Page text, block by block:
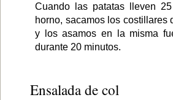
Cuando las patatas lleven
horno, sacamos los costillares
y los asamos en la misma
durante 20 minutos.
Ensalada de col